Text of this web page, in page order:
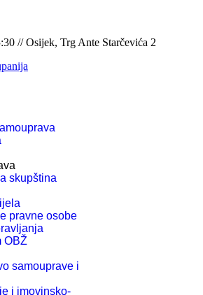
// Osijek, Trg Ante Starčevića 2
skupština
pravne osobe
OBŽ
samouprave i
i imovinsko-